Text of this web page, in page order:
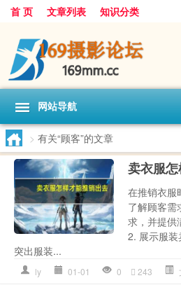
首 页 文章列表 知识分类
网站导航
> 有关“顾客”的文章
卖衣服
在推销衣服
了解顾客需
求，并提供
2. 展示服装
突出服装...
ly 01-01 0 243